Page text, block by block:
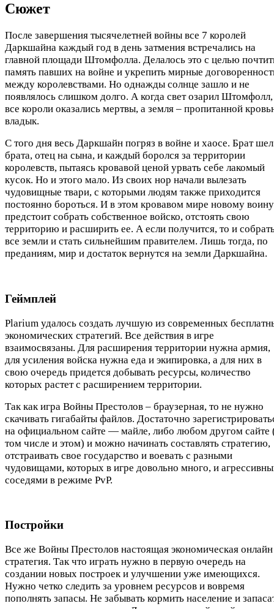
Сюжет
После завершения тысячелетней войны все 7 королей
Даркшайна каждый год в день затмения встречались на
главной площади Штомфолла. Делалось это с целью
память павших на войне и укрепить мирные
между королевствами. Но однажды солнце зашло и не
появлялось слишком долго. А когда свет озарил Штомфолл,
все короли оказались мертвы, а земля – пропитанной
владык.
С того дня весь Даркшайн погряз в войне и хаосе. Брат
брата, отец на сына, и каждый боролся за территории
королевств, пытаясь кровавой ценой урвать себе лакомый
кусок. Но и этого мало. Из своих нор начали вылезать
чудовищные твари, с которыми людям также приходится
постоянно бороться. И в этом кровавом мире новому воину
предстоит собрать собственное войско, отстоять свою
территорию и расширить ее. А если получится, то и
все земли и стать сильнейшим правителем. Лишь тогда, по
преданиям, мир и достаток вернутся на земли Даркшайна.
Геймплей
Plarium удалось создать лучшую из современных
экономических стратегий. Все действия в игре
взаимосвязаны. Для расширения территории нужна армия,
для усиления войска нужна еда и экипировка, а для них в
свою очередь придется добывать ресурсы, количество
которых растет с расширением территории.
Так как игра Войны Престолов – браузерная, то не нужно
скачивать гигабайты файлов. Достаточно
на официальном сайте — майле, либо любом другом сайте
том числе и этом) и можно начинать составлять стратегию,
отстраивать свое государство и воевать с разными
чудовищами, которых в игре довольно много, и
соседями в режиме PvP.
Постройки
Все же Войны Престолов настоящая экономическая онлайн
стратегия. Так что играть нужно в первую очередь на
создании новых построек и улучшении уже имеющихся.
Нужно четко следить за уровнем ресурсов и вовремя
пополнять запасы. Не забывать кормить население и